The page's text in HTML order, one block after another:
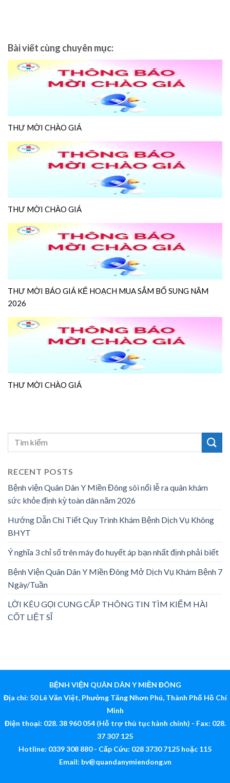
Bài viết cùng chuyên mục:
THƯ MỜI CHÀO GIÁ
THƯ MỜI CHÀO GIÁ
THƯ MỜI BÁO GIÁ KẾ HOẠCH MUA SẮM BỔ SUNG NĂM
2026
THƯ MỜI CHÀO GIÁ
RECENT POSTS
Bệnh viện Quân Dân Y Miền Đông sôi nổi lễ ra quân khám
sức khỏe định kỳ toàn dân năm 2026
Hướng Dẫn Chi Tiết Quy Trình Khám Bệnh Dịch Vụ Không
BHYT
Ý nghĩa 3 chỉ số trên máy đo huyết áp bạn nhất định phải biết
Bệnh Viện Quân Dân Y Miền Đông Mở Dịch Vụ Khám Bệnh 7
Ngày/Tuần
LỜI KÊU GỌI CUNG CẤP THÔNG TIN TÌM KIẾM HÀI
CỐT LIỆT SĨ
BỆNH VIỆN QUÂN DÂN Y MIỀN ĐÔNG
Địa chỉ: 50 Lê Văn Việt, Phường Tăng Nhơn Phú, Thành Phố Hồ Chí
Minh
Điện thoại: 028. 38 960 054 (Hỗ trợ thủ tục hành chính) - Fax: 028.
37 307 125
Hotline: 0339 308 880 - Cấp Cứu: 028 3730 7125 hoặc 115
Email: bv@quandanymiendong.vn